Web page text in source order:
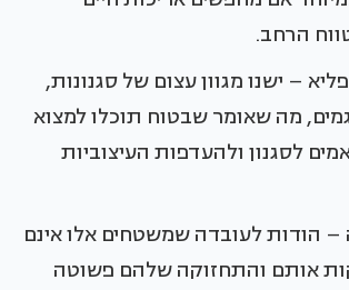
הרחב.
– ישנו מגוון עצום של סגנונות,
מה שאומר שבטוח תוכלו למצוא
לסגנון ולהעדפות העיצוביות
– הודות לעובדה שמשטחים אלו אינם
אותם והתחזוקה שלהם פשוטה